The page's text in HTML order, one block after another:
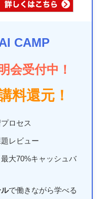
CAMP
会受付中！
料還元！
ロセス
レビュー
最大70%キャッシュバ
で働きながら学べる